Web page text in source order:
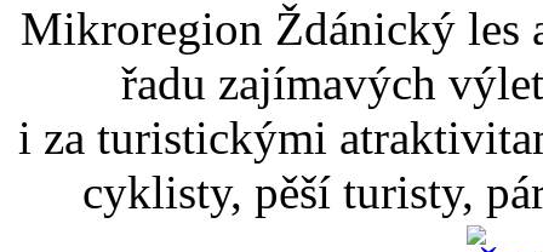
Mikroregion Ždánický les
řadu zajímavých
i za turistickými
cyklisty, pěší turisty,